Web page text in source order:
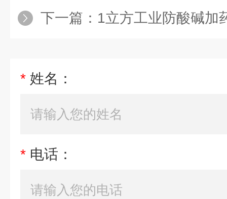
下一篇： 1立方工业防酸碱加
* 姓名：
* 电话：